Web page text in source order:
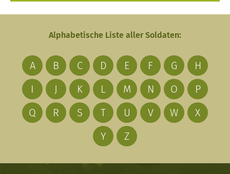
Alphabetische Liste aller Soldaten:
A B C D E F G
H
I
J K L M N O
P
Q
R S T U V W
X
Y
Z